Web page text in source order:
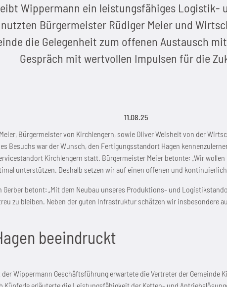
Wippermann ein leistungsfähiges Logistik-
Bürgermeister Rüdiger Meier und
die Gelegenheit zum offenen Austausch
Gespräch mit wertvollen Impulsen für die
11.08.25
Bürgermeister von Kirchlengern, sowie Oliver Weisheit von der
Besuchs war der Wunsch, den Fertigungsstandort Hagen
Kirchlengern statt. Bürgermeister Meier betonte: „Wir
unterstützen. Deshalb setzen wir auf einen offenen und
betont: „Mit dem Neubau unseres Produktions- und
zu bleiben. Neben der guten Infrastruktur schätzen wir insbesondere
beeindruckt
Wippermann Geschäftsführung erwartete die Vertreter der Gemeinde